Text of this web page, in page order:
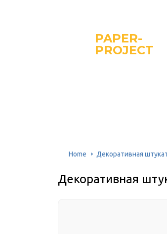
PAPER-
PROJECT
Home Декоративная
Декоративная